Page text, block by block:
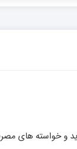
و خواسته